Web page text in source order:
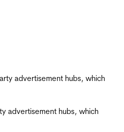
advertisement hubs, which
advertisement hubs, which